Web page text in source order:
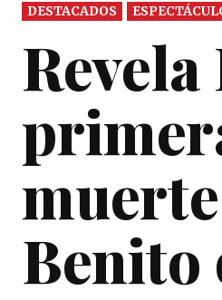
DESTACADOS
Benito